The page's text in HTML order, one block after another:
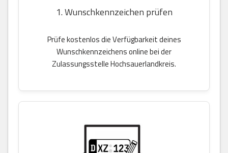
1. Wunschkennzeichen prüfen
Prüfe kostenlos die Verfügbarkeit deines
Wunschkennzeichens online bei der
Zulassungsstelle Hochsauerlandkreis.